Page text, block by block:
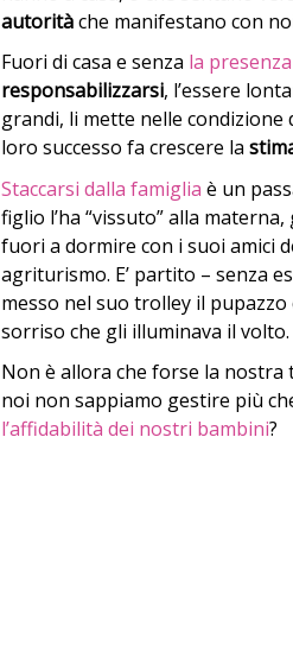
autoritàche manifestano con
Fuori di casa e senza la
responsabilizzarsi, l’essere
grandi, li mette nelle
loro successo fa crescere la
Staccarsi dalla famiglia è un
figlio l’ha “vissuto” alla
fuori a dormire con i suoi amici
agriturismo. E’ partito – senza
messo nel suo trolley il
sorriso che gli illuminava il volto.
Non è allora che forse la
noi non sappiamo gestire più
l’affidabilità dei nostri bambini?